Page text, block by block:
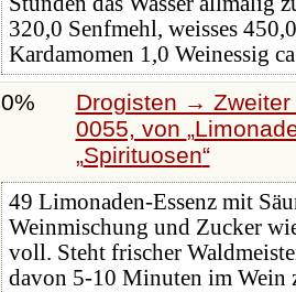
320,0 Senfmehl, weisses
Kardamomen 1,0 Weinessig
0%
Drogisten →
0055, von
Spirituosen
49 Limonaden-Essenz mit
Weinmischung und Zucker
voll. Steht frischer
davon 5-10 Minuten im Wein